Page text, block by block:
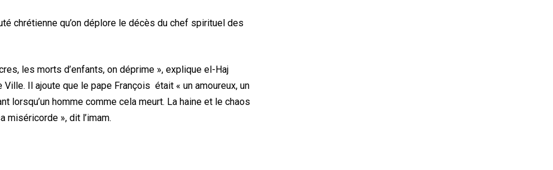
chrétienne qu’on déplore le décès du chef spirituel des
les morts d’enfants, on déprime », explique el-Haj
Il ajoute que le pape François était « un amoureux, un
lorsqu’un homme comme cela meurt. La haine et le chaos
miséricorde », dit l’imam.